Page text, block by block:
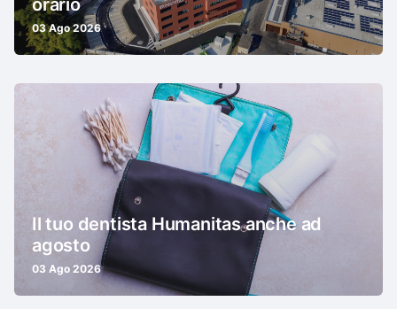
orario
03 Ago 2026
Il tuo dentista Humanitas anche ad
agosto
03 Ago 2026